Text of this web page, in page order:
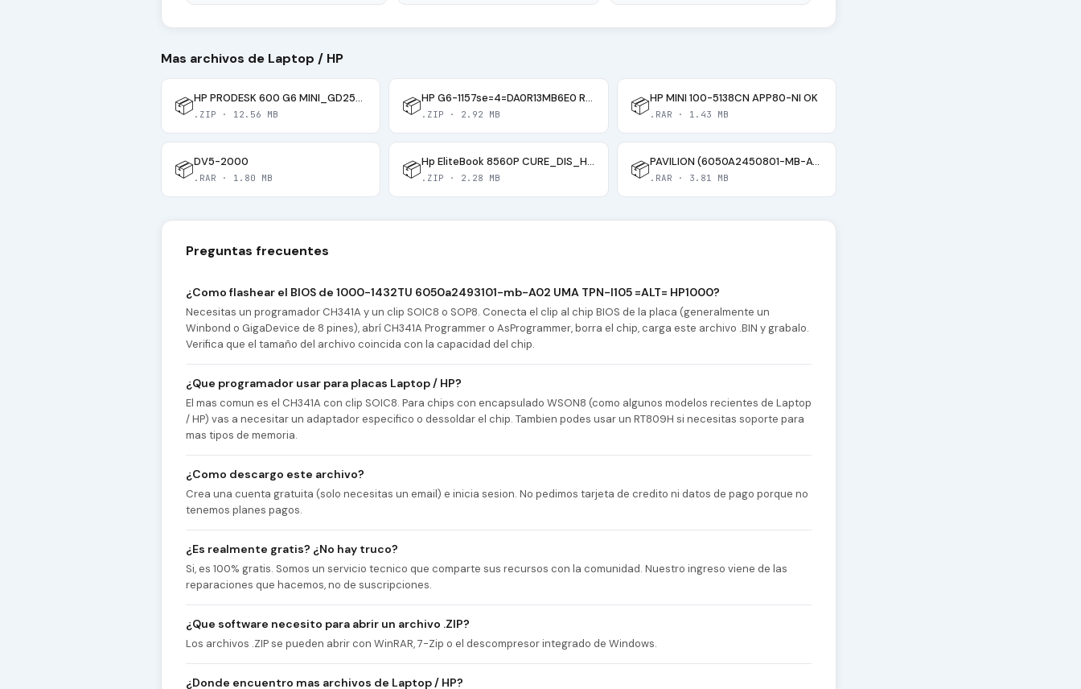
Mas archivos de Laptop / HP
📦 HP PRODESK 600 G6 MINI_GD25SQ256
.ZIP · 12.56 MB 📦 HP G6-1157se=4=DA0R13MB6E0 Rev E (Model R13) Dis
.ZIP · 2.92 MB 📦HP MINI 100-5138CN APP80-NI OK
.RAR · 1.43 MB
📦DV5-2000
.RAR · 1.80 MB 📦 Hp EliteBook 8560P CURE_DIS_HR_HPB MV_MB_V1 DIS =ALT= 01015FM00 25L3206E 25Q32 PIN
.ZIP · 2.28 MB 📦 PAVILION (6050A2450801-MB-A02)ok
.RAR · 3.81 MB
Preguntas frecuentes
¿Como flashear el BIOS de 1000-1432TU 6050a2493101-mb-A02 UMA TPN-I105 =ALT= HP1000?
Necesitas un programador CH341A y un clip SOIC8 o SOP8. Conecta el clip al chip BIOS de la placa (generalmente un
Winbond o GigaDevice de 8 pines), abrí CH341A Programmer o AsProgrammer, borra el chip, carga este archivo .BIN y grabalo.
Verifica que el tamaño del archivo coincida con la capacidad del chip.
¿Que programador usar para placas Laptop / HP?
El mas comun es el CH341A con clip SOIC8. Para chips con encapsulado WSON8 (como algunos modelos recientes de Laptop
/ HP) vas a necesitar un adaptador especifico o dessoldar el chip. Tambien podes usar un RT809H si necesitas soporte para
mas tipos de memoria.
¿Como descargo este archivo?
Crea una cuenta gratuita (solo necesitas un email) e inicia sesion. No pedimos tarjeta de credito ni datos de pago porque no
tenemos planes pagos.
¿Es realmente gratis? ¿No hay truco?
Si, es 100% gratis. Somos un servicio tecnico que comparte sus recursos con la comunidad. Nuestro ingreso viene de las
reparaciones que hacemos, no de suscripciones.
¿Que software necesito para abrir un archivo .ZIP?
Los archivos .ZIP se pueden abrir con WinRAR, 7-Zip o el descompresor integrado de Windows.
¿Donde encuentro mas archivos de Laptop / HP?